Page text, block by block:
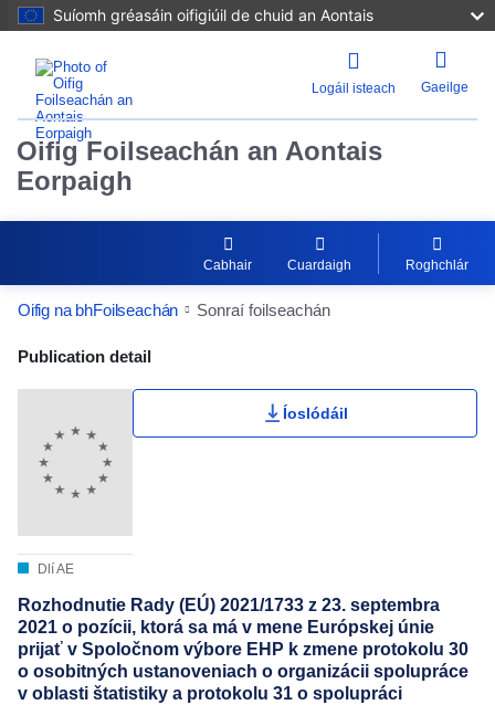
Suíomh gréasáin oifigiúil de chuid an Aontais
Logáil isteach Gaeilge
Oifig Foilseachán an Aontais
Eorpaigh
Cabhair Cuardaigh Roghchlár
Oifig na bhFoilseachán Sonraí foilseachán
Publication Detail Actions Portlet
Publication detail
Dlí AE
Íoslódáil
Rozhodnutie Rady (EÚ) 2021/1733 z 23. septembra
2021 o pozícii, ktorá sa má v mene Európskej únie
prijať v Spoločnom výbore EHP k zmene protokolu 30
o osobitných ustanoveniach o organizácii spolupráce
v oblasti štatistiky a protokolu 31 o spolupráci